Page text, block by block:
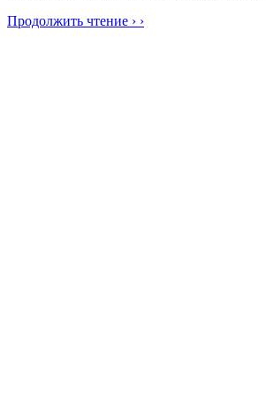
Продолжить чтение › ›